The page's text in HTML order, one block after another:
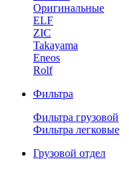
Оригинальные
ELF
ZIC
Takayama
Eneos
Rolf
Фильтра
Фильтра грузовой
Фильтра легковые
Грузовой отдел